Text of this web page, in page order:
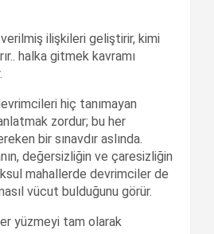
ilişkileri geliştirir, kimi
halka gitmek kavramı
hiç tanımayan
zordur; bu her
bir sınavdır aslında.
değersizliğin ve çaresizliğin
mahallerde devrimciler de
vücut bulduğunu görür.
yüzmeyi tam olarak